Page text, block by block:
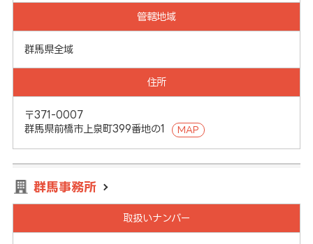
管轄地域
群馬県全域
住所
〒371-0007
群馬県前橋市上泉町399番地の1
MAP
群馬事務所
取扱いナンバー